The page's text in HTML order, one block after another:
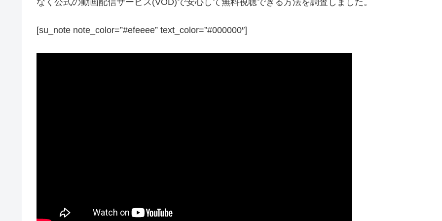
なく公式の動画配信サービス(VOD)で安心して無料視聴できる方法を調査しました。
[su_note note_color=”#efeeee” text_color=”#000000″]